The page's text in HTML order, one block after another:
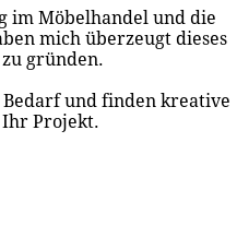
im Möbelhandel und die
mich überzeugt dieses
gründen.
und finden kreative
Projekt.